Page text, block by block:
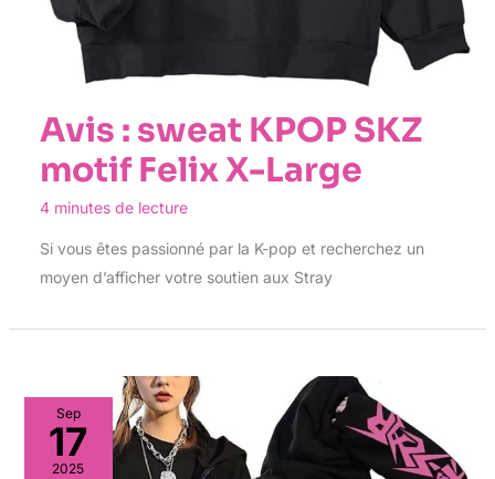
Avis : sweat KPOP SKZ
motif Felix X-Large
4 minutes de lecture
Si vous êtes passionné par la K-pop et recherchez un
moyen d’afficher votre soutien aux Stray
Sep
17
2025